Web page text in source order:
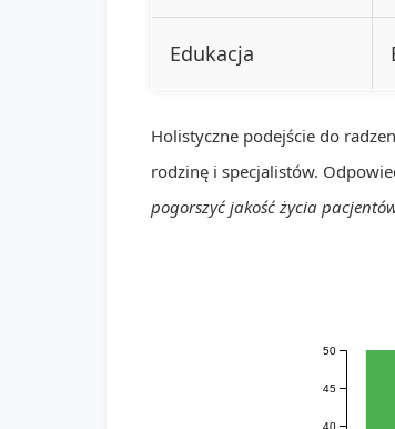
Edukacja
Holistyczne podejście do
rodzinę i specjalistów.
pogorszyć jakość życia
40
45
50